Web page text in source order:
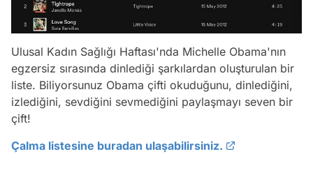
Ulusal Kadın Sağlığı Haftası'nda Michelle Obama'nın
egzersiz sırasında dinlediği şarkılardan oluşturulan bir
liste. Biliyorsunuz Obama çifti okuduğunu, dinlediğini,
izlediğini, sevdiğini sevmediğini paylaşmayı seven bir
çift!
Çalma listesine buradan ulaşabilirsiniz.